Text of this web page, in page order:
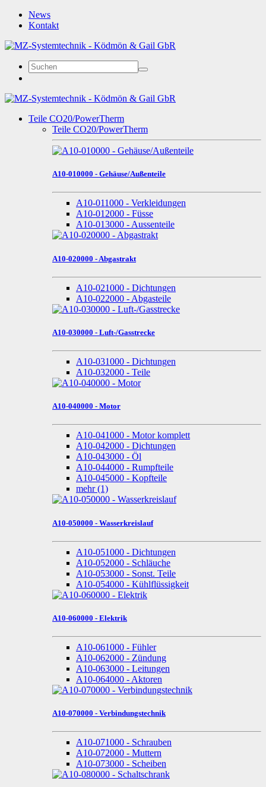
News
Kontakt
Teile CO20/PowerTherm
Teile CO20/PowerTherm
A10-010000 - Gehäuse/Außenteile
A10-011000 - Verkleidungen
A10-012000 - Füsse
A10-013000 - Aussenteile
A10-020000 - Abgastrakt
A10-021000 - Dichtungen
A10-022000 - Abgasteile
A10-030000 - Luft-/Gasstrecke
A10-031000 - Dichtungen
A10-032000 - Teile
A10-040000 - Motor
A10-041000 - Motor komplett
A10-042000 - Dichtungen
A10-043000 - Öl
A10-044000 - Rumpfteile
A10-045000 - Kopfteile
mehr(1)
A10-050000 - Wasserkreislauf
A10-051000 - Dichtungen
A10-052000 - Schläuche
A10-053000 - Sonst. Teile
A10-054000 - Kühlflüssigkeit
A10-060000 - Elektrik
A10-061000 - Fühler
A10-062000 - Zündung
A10-063000 - Leitungen
A10-064000 - Aktoren
A10-070000 - Verbindungstechnik
A10-071000 - Schrauben
A10-072000 - Muttern
A10-073000 - Scheiben